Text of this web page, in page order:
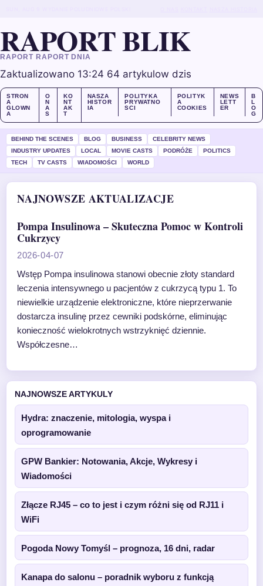
RAPORT BLIK
RAPORT RAPORT DNIA
Zaktualizowano 13:24 64 artykulow dzis
STRON
A
GLOWN
A
O
N
A
S
KO
NT
AK
T
NASZA
HISTOR
IA
POLITYKA
PRYWATNO
SCI
POLITYK
A
COOKIES
NEWS
LETT
ER
B
L
O
G
BEHIND THE SCENES BLOG BUSINESS
CELEBRITY NEWS
INDUSTRY UPDATES
LOCAL MOVIE CASTS PODRÓŻE
POLITICS
TECH
TV CASTS WIADOMOŚCI WORLD
NAJNOWSZE AKTUALIZACJE
Pompa Insulinowa – Skuteczna Pomoc w Kontroli
Cukrzycy
2026-04-07
Wstęp Pompa insulinowa stanowi obecnie złoty standard
leczenia intensywnego u pacjentów z cukrzycą typu 1. To
niewielkie urządzenie elektroniczne, które nieprzerwanie
dostarcza insulinę przez cewniki podskórne, eliminując
konieczność wielokrotnych wstrzyknięć dziennie.
Współczesne…
NAJNOWSZE ARTYKULY
Hydra: znaczenie, mitologia, wyspa i
oprogramowanie
GPW Bankier: Notowania, Akcje, Wykresy i
Wiadomości
Złącze RJ45 – co to jest i czym różni się od RJ11 i
WiFi
Pogoda Nowy Tomyśl – prognoza, 16 dni, radar
Kanapa do salonu – poradnik wyboru z funkcją